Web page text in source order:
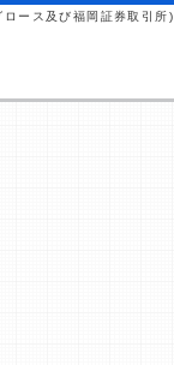
ース及び福岡証券取引所)